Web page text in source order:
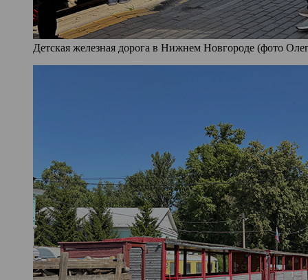
Детская железная дорога в Нижнем Новгороде (фото